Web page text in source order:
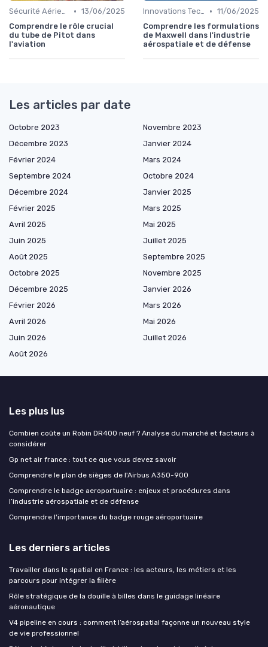
Sécurité Aérienne • 13/06/2025
Comprendre le rôle crucial
du tube de Pitot dans
l'aviation
Innovations Technologiques • 11/06/2025
Comprendre les formulations
de Maxwell dans l'industrie
aérospatiale et de défense
Les articles par date
Octobre 2023
Novembre 2023
Décembre 2023
Janvier 2024
Février 2024
Mars 2024
Septembre 2024
Octobre 2024
Décembre 2024
Janvier 2025
Février 2025
Mars 2025
Avril 2025
Mai 2025
Juin 2025
Juillet 2025
Août 2025
Septembre 2025
Octobre 2025
Novembre 2025
Décembre 2025
Janvier 2026
Février 2026
Mars 2026
Avril 2026
Mai 2026
Juin 2026
Juillet 2026
Août 2026
Les plus lus
Combien coûte un Robin DR400 neuf ? Analyse du marché et facteurs à
considérer
Gp net air france : tout ce que vous devez savoir
Comprendre le plan de sièges de l'Airbus A350-900
Comprendre le badge aeroportuaire : enjeux et procédures dans
l’industrie aérospatiale et de défense
Comprendre l'importance du badge rouge aéroportuaire
Les derniers articles
Travailler dans le spatial en France : les acteurs, les métiers et les
parcours pour intégrer la filière
Rôle stratégique de la douille à billes dans le guidage linéaire
aéronautique
V4 pipeline en cours : comment l’aérospatial façonne un nouveau style
de vie professionnel